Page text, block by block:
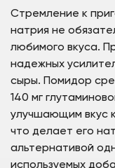
Стремление к
натрия не
любимого вкуса.
надежных
сыры. Помидор
140 мг
улучшающим вкус
что делает его
альтернативой
используемых